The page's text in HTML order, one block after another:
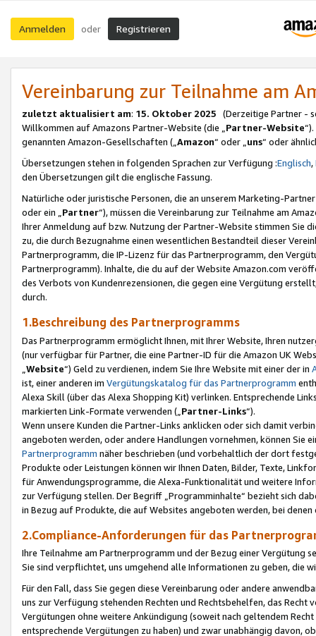
Anmelden oder Registrieren
Vereinbarung zur Teilnahme am
zuletzt aktualisiert am: 15. Oktober 2025 (Derzeitige Partner -
Willkommen auf Amazons Partner-Website (die „Partner-Website
genannten Amazon-Gesellschaften („Amazon“ oder „uns“ oder
Übersetzungen stehen in folgenden Sprachen zur Verfügung :Englisch,
den Übersetzungen gilt die englische Fassung.
Natürliche oder juristische Personen, die an unserem Marketing-
oder ein „Partner“), müssen die Vereinbarung zur Teilnahme am
Ihrer Anmeldung auf bzw. Nutzung der Partner-Website stimmen Sie
zu, die durch Bezugnahme einen wesentlichen Bestandteil dieser
Partnerprogramm, die IP-Lizenz für das Partnerprogramm, den
Partnerprogramm). Inhalte, die du auf der Website Amazon.com
des Verbots von Kundenrezensionen, die gegen eine Vergütung
durch.
1.Beschreibung des Partnerprogramms
Das Partnerprogramm ermöglicht Ihnen, mit Ihrer Website, Ihren
(nur verfügbar für Partner, die eine Partner-ID für die Amazon UK
Website“) Geld zu verdienen, indem Sie Ihre Website mit einer der in
ist, einer anderen im Vergütungskatalog für das Partnerprogramm
Alexa Skill (über das Alexa Shopping Kit) verlinken. Entsprechende
markierten Link-Formate verwenden („ Partner-Links“).
Wenn unsere Kunden die Partner-Links anklicken oder sich damit
angeboten werden, oder andere Handlungen vornehmen, können Sie
Partnerprogramm näher beschrieben (und vorbehaltlich der dort
Produkte oder Leistungen können wir Ihnen Daten, Bilder, Texte,
für Anwendungsprogramme, die Alexa-Funktionalität und weitere
zur Verfügung stellen. Der Begriff „Programminhalte“ bezieht sich
in Bezug auf Produkte, die auf Websites angeboten werden, bei
2.Compliance-Anforderungen für das
Ihre Teilnahme am Partnerprogramm und der Bezug einer Vergütung
Sie sind verpflichtet, uns umgehend alle Informationen zu geben, die
Für den Fall, dass Sie gegen diese Vereinbarung oder andere
uns zur Verfügung stehenden Rechten und Rechtsbehelfen, das
Vergütungen ohne weitere Ankündigung (soweit nach geltendem
entsprechende Vergütungen zu haben) und zwar unabhängig davon,